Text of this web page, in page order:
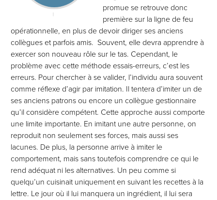
promue se retrouve donc
première sur la ligne de feu
opérationnelle, en plus de devoir diriger ses anciens
collègues et parfois amis. Souvent, elle devra apprendre à
exercer son nouveau rôle sur le tas. Cependant, le
problème avec cette méthode essais-erreurs, c’est les
erreurs. Pour chercher à se valider, l’individu aura souvent
comme réflexe d’agir par imitation. Il tentera d’imiter un de
ses anciens patrons ou encore un collègue gestionnaire
qu’il considère compétent. Cette approche aussi comporte
une limite importante. En imitant une autre personne, on
reproduit non seulement ses forces, mais aussi ses
lacunes. De plus, la personne arrive à imiter le
comportement, mais sans toutefois comprendre ce qui le
rend adéquat ni les alternatives. Un peu comme si
quelqu’un cuisinait uniquement en suivant les recettes à la
lettre. Le jour où il lui manquera un ingrédient, il lui sera